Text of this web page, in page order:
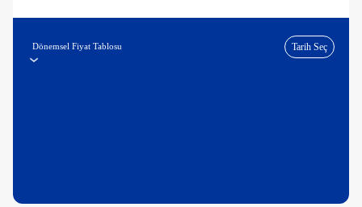
Dönemsel Fiyat Tablosu Tarih Seç